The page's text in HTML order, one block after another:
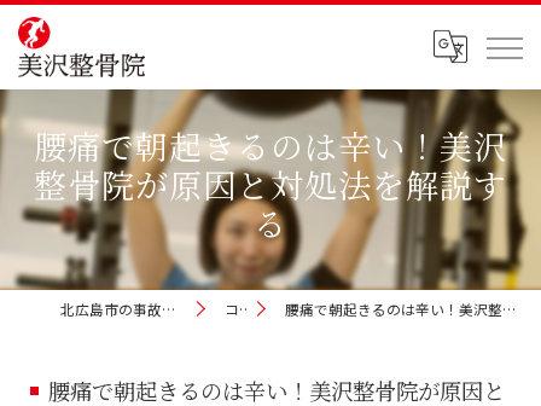
腰痛で朝起きるのは辛い！美沢
整骨院が原因と対処法を解説す
る
北広島市の事故治療なら美沢整骨院 コラム 腰痛で朝起きるのは辛い！美沢整骨院が原因と対処法を解説する
腰痛で朝起きるのは辛い！美沢整骨院が原因と